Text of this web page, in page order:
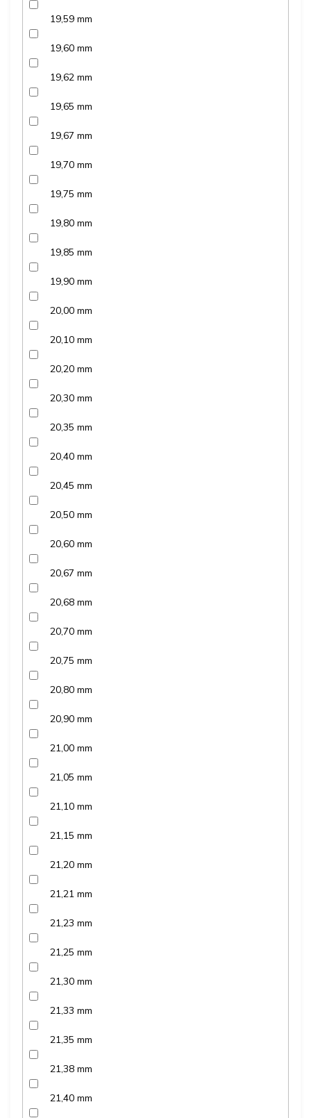
19,59 mm
19,60 mm
19,62 mm
19,65 mm
19,67 mm
19,70 mm
19,75 mm
19,80 mm
19,85 mm
19,90 mm
20,00 mm
20,10 mm
20,20 mm
20,30 mm
20,35 mm
20,40 mm
20,45 mm
20,50 mm
20,60 mm
20,67 mm
20,68 mm
20,70 mm
20,75 mm
20,80 mm
20,90 mm
21,00 mm
21,05 mm
21,10 mm
21,15 mm
21,20 mm
21,21 mm
21,23 mm
21,25 mm
21,30 mm
21,33 mm
21,35 mm
21,38 mm
21,40 mm